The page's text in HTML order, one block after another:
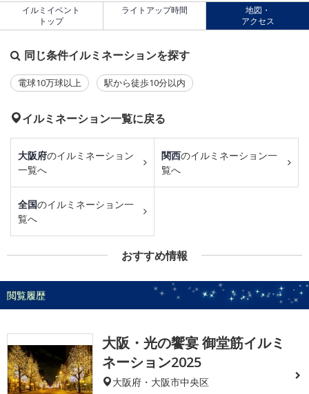
イルミイベント
トップ
ライトアップ時間
地図・
アクセス
同じ条件イルミネーションを探す
電球10万球以上 駅から徒歩10分以内
イルミネーション一覧に戻る
大阪府のイルミネーション
一覧へ
関西のイルミネーション一
覧へ
全国のイルミネーション一
覧へ
おすすめ情報
閲覧履歴
大阪・光の饗宴 御堂筋イルミ
ネーション2025
大阪府・大阪市中央区